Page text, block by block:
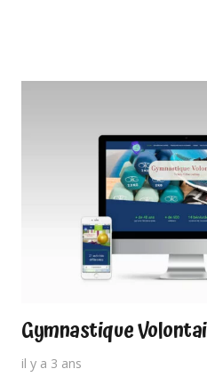
Gymnastique
il y a 3 ans